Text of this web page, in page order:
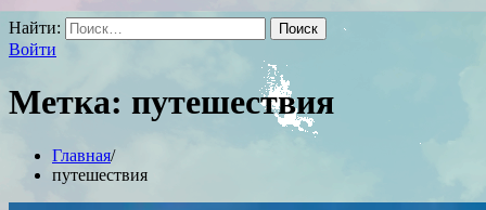
Найти:
Войти
Метка: путешествия
Главная
путешествия